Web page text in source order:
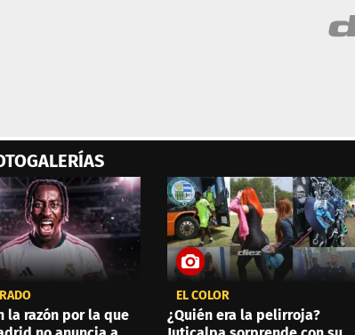
la razón por la que
EL COLOR
¿Quién era la pelirroja?